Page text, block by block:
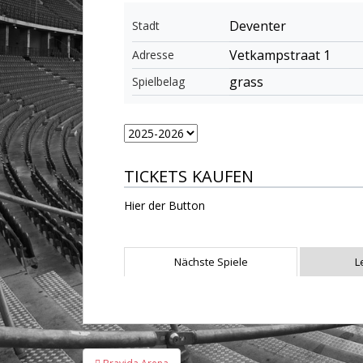
Stadt Deventer
Adresse Vetkampstraat 1
Spielbelag grass
TICKETS KAUFEN
Hier der Button
Nächste Spiele
Beitragsnavigation